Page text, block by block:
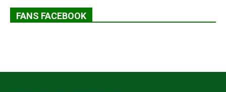
FANS FACEBOOK